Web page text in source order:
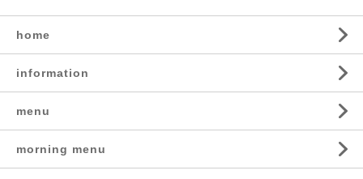
home
information
menu
morning menu